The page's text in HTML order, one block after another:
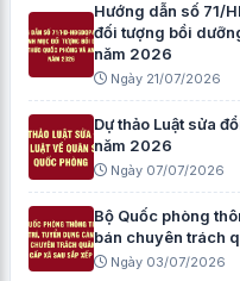
Hướng dẫn số 71/
đối tượng bồi
năm 2026
Ngày 21/07/2026
Dự thảo Luật sửa
năm 2026
Ngày 07/07/2026
Bộ Quốc phòng
bán chuyên trách
Ngày 03/07/2026